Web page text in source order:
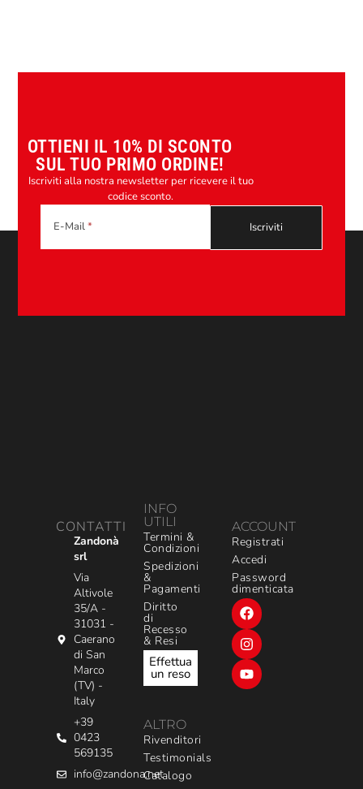
OTTIENI IL 10% DI SCONTO
SUL TUO PRIMO ORDINE!
Iscriviti alla nostra newsletter per ricevere il tuo
codice sconto.
E-Mail
CONTATTI
Zandonà
srl
Via
Altivole
35/A -
31031 -
Caerano
di San
Marco
(TV) -
Italy
+39
0423
569135
info@zandona.net
INFO
UTILI
Termini &
Condizioni
Spedizioni
&
Pagamenti
Diritto
di
Recesso
& Resi
Effettua
un reso
ALTRO
Rivenditori
Testimonials
Catalogo
ACCOUNT
Registrati
Accedi
Password
dimenticata